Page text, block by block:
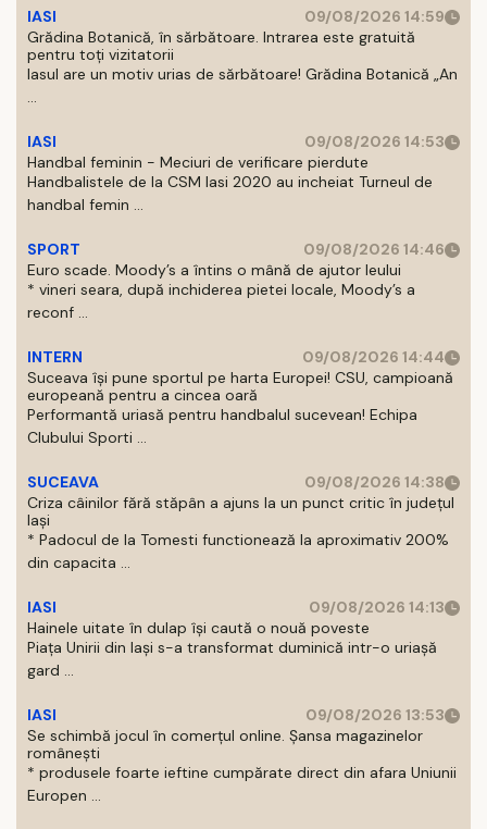
IASI
09/08/2026 14:59
Grădina Botanică, în sărbătoare. Intrarea este gratuită
pentru toți vizitatorii
Iasul are un motiv urias de sărbătoare! Grădina Botanică „An
...
IASI
09/08/2026 14:53
Handbal feminin - Meciuri de verificare pierdute
Handbalistele de la CSM Iasi 2020 au incheiat Turneul de
handbal femin ...
SPORT
09/08/2026 14:46
Euro scade. Moody’s a întins o mână de ajutor leului
* vineri seara, după inchiderea pietei locale, Moody’s a
reconf ...
INTERN
09/08/2026 14:44
Suceava își pune sportul pe harta Europei! CSU, campioană
europeană pentru a cincea oară
Performantă uriasă pentru handbalul sucevean! Echipa
Clubului Sporti ...
SUCEAVA
09/08/2026 14:38
Criza câinilor fără stăpân a ajuns la un punct critic în județul
Iași
* Padocul de la Tomesti functionează la aproximativ 200%
din capacita ...
IASI
09/08/2026 14:13
Hainele uitate în dulap îşi caută o nouă poveste
Piaţa Unirii din Iaşi s-a transformat duminică intr-o uriaşă
gard ...
IASI
09/08/2026 13:53
Se schimbă jocul în comerțul online. Șansa magazinelor
românești
* produsele foarte ieftine cumpărate direct din afara Uniunii
Europen ...